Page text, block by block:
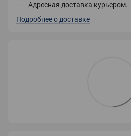
Адресная доставка курьером.
Подробнее о доставке